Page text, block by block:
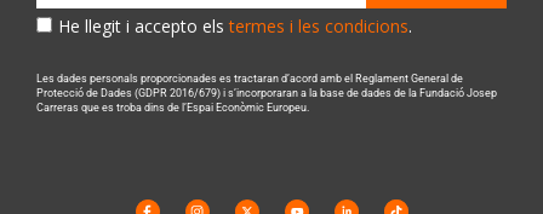
He llegit i accepto elstermes i les condicions.
Les dades personals proporcionades es tractaran d’acord amb el Reglament General de
Protecció de Dades (GDPR 2016/679) i s’incorporaran a la base de dades de la Fundació Josep
Carreras que es troba dins de l’Espai Econòmic Europeu.